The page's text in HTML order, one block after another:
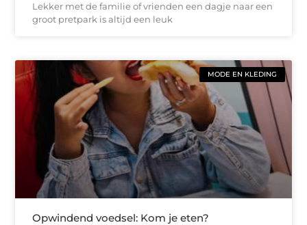
Lekker met de familie of vrienden een dagje naar een
groot pretpark is altijd een leuk
MODE EN KLEDING
Opwindend voedsel: Kom je eten?